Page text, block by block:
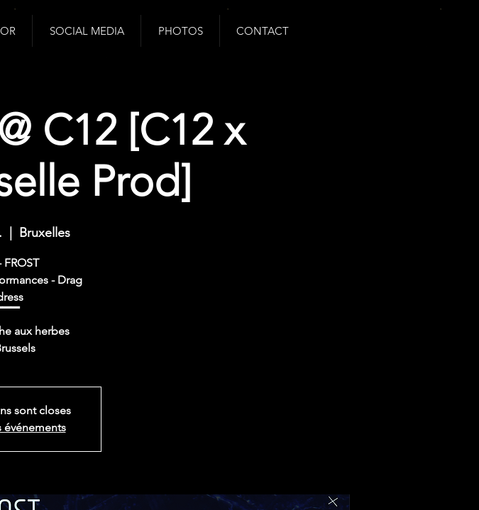
SOCIAL MEDIA PHOTOS CONTACT
C12 [C12 x
Prod]
Bruxelles
FROST
- Drag
aux herbes
sont closes
événements